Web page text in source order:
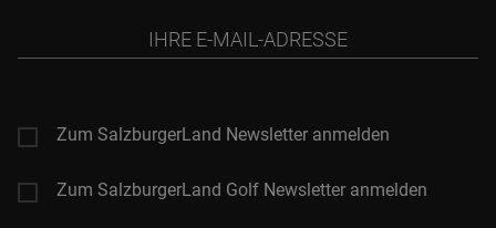
Mail-
Zum SalzburgerLand Newsletter anmelden
Zum SalzburgerLand Golf Newsletter anmelden